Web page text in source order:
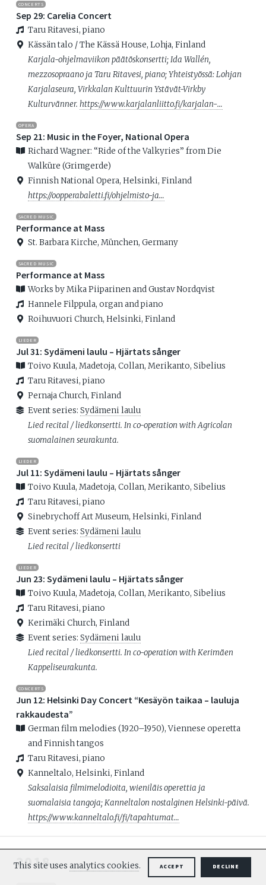
CONCERTS
Sep 29: Carelia Concert
Taru Ritavesi, piano
Kässän talo / The Kässä House, Lohja, Finland
Karjala-ohjelmaviikon päätöskonsertti; Ida Wallén,
mezzosopraano ja Taru Ritavesi, piano; Yhteistyössä: Lohjan
Karjalaseura, Virkkalan Kulttuurin Ystävät-Virkby
Kulturvänner. https://www.karjalanliitto.fi/karjalan-…
OPERA
Sep 21: Music in the Foyer, National Opera
Richard Wagner: “Ride of the Valkyries” from Die
Walküre (Grimgerde)
Finnish National Opera, Helsinki, Finland
https://oopperabaletti.fi/ohjelmisto-ja…
SACRED MUSIC
Performance at Mass
St. Barbara Kirche, München, Germany
SACRED MUSIC
Performance at Mass
Works by Mika Piiparinen and Gustav Nordqvist
Hannele Filppula, organ and piano
Roihuvuori Church, Helsinki, Finland
LIEDER
Jul 31: Sydämeni laulu – Hjärtats sånger
Toivo Kuula, Madetoja, Collan, Merikanto, Sibelius
Taru Ritavesi, piano
Pernaja Church, Finland
Event series: Sydämeni laulu
Lied recital / liedkonsertti. In co-operation with Agricolan
suomalainen seurakunta.
LIEDER
Jul 11: Sydämeni laulu – Hjärtats sånger
Toivo Kuula, Madetoja, Collan, Merikanto, Sibelius
Taru Ritavesi, piano
Sinebrychoff Art Museum, Helsinki, Finland
Event series: Sydämeni laulu
Lied recital / liedkonsertti
LIEDER
Jun 23: Sydämeni laulu – Hjärtats sånger
Toivo Kuula, Madetoja, Collan, Merikanto, Sibelius
Taru Ritavesi, piano
Kerimäki Church, Finland
Event series: Sydämeni laulu
Lied recital / liedkonsertti. In co-operation with Kerimäen
Kappeliseurakunta.
CONCERTS
Jun 12: Helsinki Day Concert “Kesäyön taikaa – lauluja
rakkaudesta”
German film melodies (1920–1950), Viennese operetta
and Finnish tangos
Taru Ritavesi, piano
Kanneltalo, Helsinki, Finland
Saksalaisia filmimelodioita, wieniläis operettia ja
suomalaisia tangoja; Kanneltalon nostalginen Helsinki-päivä.
https://www.kanneltalo.fi/fi/tapahtumat…
2018
This site uses analytics cookies. ACCEPT DECLINE